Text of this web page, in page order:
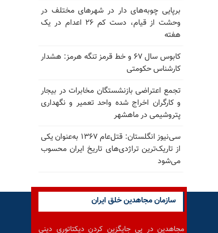
برپایی چوبه‌های دار در شهرهای مختلف در
وحشت از قیام، دست کم ۲۶ اعدام در یک
هفته
کابوس سال ۶۷ و خط قرمز تنگه هرمز: هشدار
کارشناس حکومتی
تجمع اعتراضی بازنشستگان مخابرات در بیجار
و کارگران اخراج شده واحد تعمیر و نگهداری
پتروشیمی در ماهشهر
سی‌نیوز انگلستان: قتل‌عام ۱۳۶۷ به‌عنوان یکی
از تاریک‌ترین تراژدی‌های تاریخ ایران محسوب
می‌شود
سازمان مجاهدین خلق ایران
مجاهدین در پی جایگزین کردن دیکتاتوری دینی